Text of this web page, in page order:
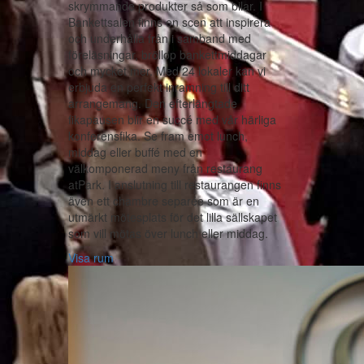
skrymmande produkter så som bilar. I
Bankettsalen finns en scen att inspirera
och underhålla från i samband med
föreläsningar, bröllop bankettmiddagar
och mycket mer. Med 24 lokaler kan vi
erbjuda en perfekt inramning till ditt
arrangemang. Den efterlängtade
fikapausen blir en succé med vår härliga
konferensfika. Se fram emot lunch,
middag eller buffé med en
välkomponerad meny från restaurang
atPark. I anslutning till restaurangen finns
även ett chambre separée som är en
utmärkt mötesplats för det lilla sällskapet
som vill mötas över lunch eller middag.
Visa rum